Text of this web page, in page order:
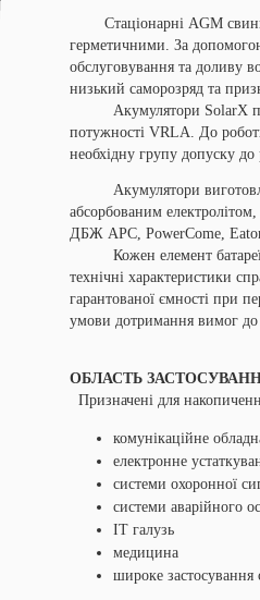
Стаціонарні AGM
герметичними. За
обслуговування та доливу
низький саморозряд та
Акумулятори SolarX
потужності VRLA. До
необхідну групу допуску
Акумулятори
абсорбованим
ДБЖ АРС, PowerCome,
Кожен елемент батареї
технічні характеристики
гарантованої ємності при
умови дотримання вимог до
ОБЛАСТЬ
Призначені для
комунікаційне
електронне
системи охоронної
системи аварійного
ІТ галузь
медицина
широке застосування